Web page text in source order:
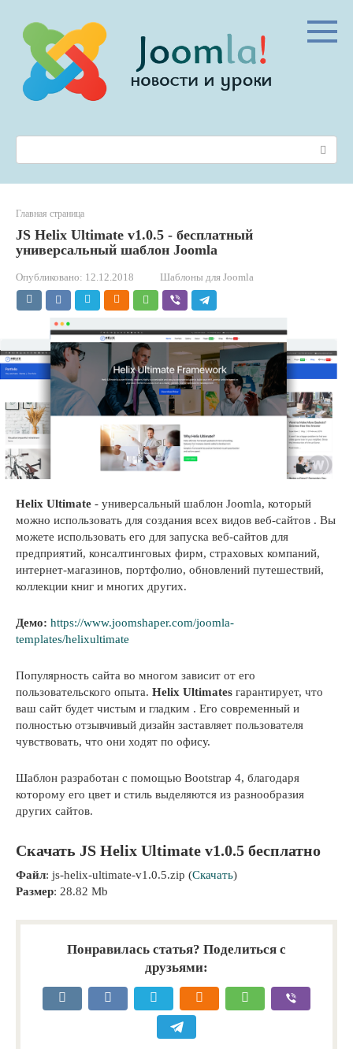
контенту
Главная страница
JS Helix Ultimate v1.0.5 - бесплатный
универсальный шаблон Joomla
Опубликовано: 12.12.2018 Шаблоны для Joomla
Helix Ultimate - универсальный шаблон Joomla, который
можно использовать для создания всех видов веб-сайтов . Вы
можете использовать его для запуска веб-сайтов для
предприятий, консалтинговых фирм, страховых компаний,
интернет-магазинов, портфолио, обновлений путешествий,
коллекции книг и многих других.
Демо: https://www.joomshaper.com/joomla-
templates/helixultimate
Популярность сайта во многом зависит от его
пользовательского опыта. Helix Ultimates гарантирует, что
ваш сайт будет чистым и гладким . Его современный и
полностью отзывчивый дизайн заставляет пользователя
чувствовать, что они ходят по офису.
Шаблон разработан с помощью Bootstrap 4, благодаря
которому его цвет и стиль выделяются из разнообразия
других сайтов.
Скачать JS Helix Ultimate v1.0.5 бесплатно
Файл: js-helix-ultimate-v1.0.5.zip (Скачать)
Размер: 28.82 Mb
Понравилась статья? Поделиться с
друзьями: